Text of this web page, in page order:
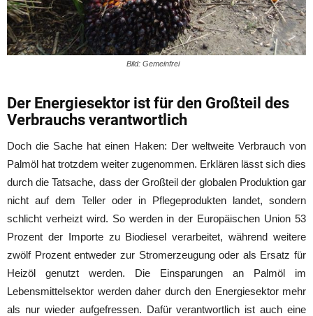
Bild: Gemeinfrei
Der Energiesektor ist für den Großteil des
Verbrauchs verantwortlich
Doch die Sache hat einen Haken: Der weltweite Verbrauch von
Palmöl hat trotzdem weiter zugenommen. Erklären lässt sich dies
durch die Tatsache, dass der Großteil der globalen Produktion gar
nicht auf dem Teller oder in Pflegeprodukten landet, sondern
schlicht verheizt wird. So werden in der Europäischen Union 53
Prozent der Importe zu Biodiesel verarbeitet, während weitere
zwölf Prozent entweder zur Stromerzeugung oder als Ersatz für
Heizöl genutzt werden. Die Einsparungen an Palmöl im
Lebensmittelsektor werden daher durch den Energiesektor mehr
als nur wieder aufgefressen. Dafür verantwortlich ist auch eine